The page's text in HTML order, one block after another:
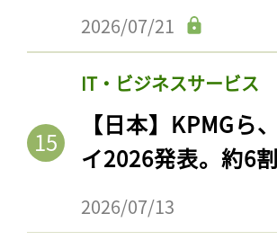
2026/07/21
IT・ビジネスサービス
【日本】KPMG
イ2026発表。約6
2026/07/13